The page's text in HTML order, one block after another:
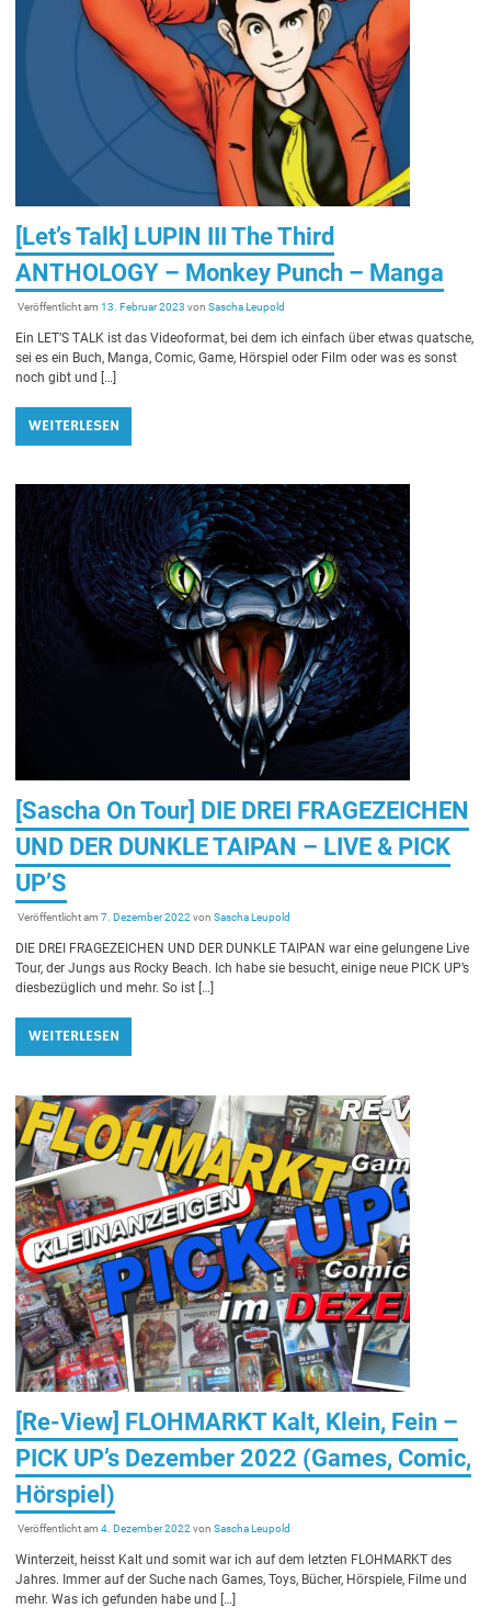
[Let’s Talk] LUPIN III The Third
ANTHOLOGY – Monkey Punch – Manga
Veröffentlicht am13. Februar 2023 vonSascha Leupold
Ein LET’S TALK ist das Videoformat, bei dem ich einfach über etwas quatsche,
sei es ein Buch, Manga, Comic, Game, Hörspiel oder Film oder was es sonst
noch gibt und […]
WEITERLESEN
[Sascha On Tour] DIE DREI FRAGEZEICHEN
UND DER DUNKLE TAIPAN – LIVE & PICK
UP’S
Veröffentlicht am7. Dezember 2022vonSascha Leupold
DIE DREI FRAGEZEICHEN UND DER DUNKLE TAIPAN war eine gelungene Live
Tour, der Jungs aus Rocky Beach. Ich habe sie besucht, einige neue PICK UP’s
diesbezüglich und mehr. So ist […]
WEITERLESEN
[Re-View] FLOHMARKT Kalt, Klein, Fein –
PICK UP’s Dezember 2022 (Games, Comic,
Hörspiel)
Veröffentlicht am4. Dezember 2022 vonSascha Leupold
Winterzeit, heisst Kalt und somit war ich auf dem letzten FLOHMARKT des
Jahres. Immer auf der Suche nach Games, Toys, Bücher, Hörspiele, Filme und
mehr. Was ich gefunden habe und […]